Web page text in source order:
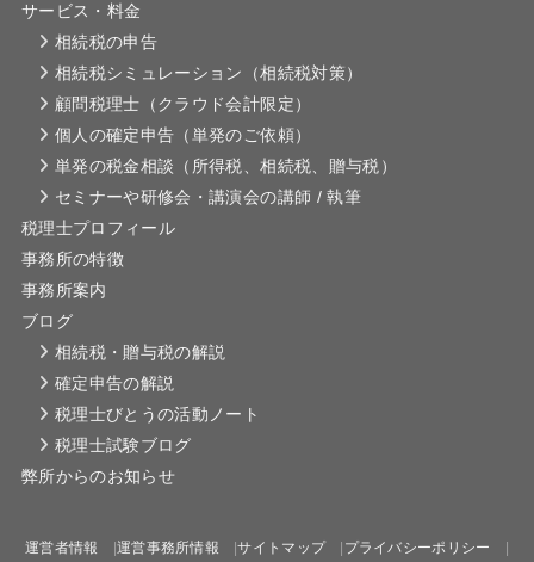
サービス・料金
相続税の申告
相続税シミュレーション（相続税対策）
顧問税理士（クラウド会計限定）
個人の確定申告（単発のご依頼）
単発の税金相談（所得税、相続税、贈与税）
セミナーや研修会・講演会の講師 / 執筆
税理士プロフィール
事務所の特徴
事務所案内
ブログ
相続税・贈与税の解説
確定申告の解説
税理士びとうの活動ノート
税理士試験ブログ
弊所からのお知らせ
運営者情報 運営事務所情報 サイトマップ プライバシーポリシー